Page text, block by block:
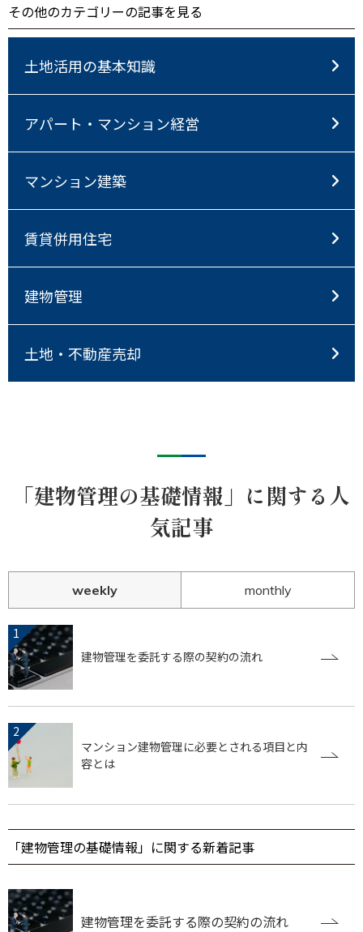
その他のカテゴリーの記事を見る
土地活用の基本知識
アパート・マンション経営
マンション建築
賃貸併用住宅
建物管理
土地・不動産売却
「建物管理の基礎情報」に関する人
気記事
weekly monthly
建物管理を委託する際の契約の流れ
マンション建物管理に必要とされる項目と内
容とは
「建物管理の基礎情報」に関する新着記事
建物管理を委託する際の契約の流れ